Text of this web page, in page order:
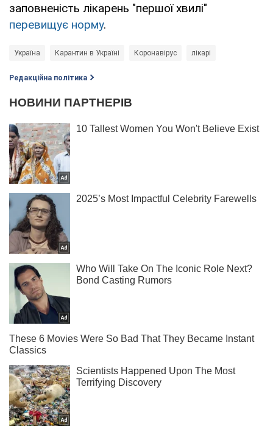
заповненість лікарень "першої хвилі"
перевищує норму.
Україна Карантин в Україні Коронавірус лікарі
Редакційна політика